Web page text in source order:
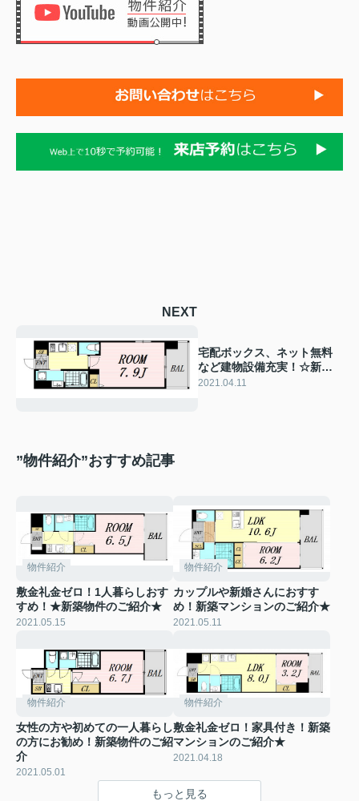
NEXT
宅配ボックス、ネット無料
など建物設備充実！☆新築
マンションのご紹介☆
2021.04.11
”物件紹介”おすすめ記事
物件紹介
敷金礼金ゼロ！1人暮らしおす
すめ！★新築物件のご紹介★
2021.05.15
物件紹介
カップルや新婚さんにおすす
め！新築マンションのご紹介★
2021.05.11
物件紹介
女性の方や初めての一人暮らし
の方にお勧め！新築物件のご紹
介
2021.05.01
物件紹介
敷金礼金ゼロ！家具付き！新築
マンションのご紹介★
2021.04.18
もっと見る